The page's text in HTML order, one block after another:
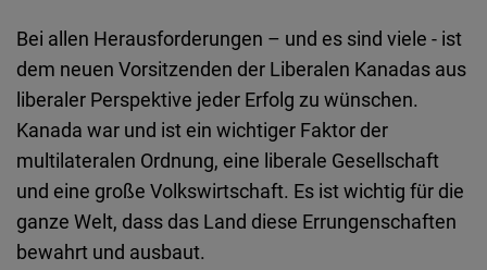
Bei allen Herausforderungen – und es sind viele - ist
dem neuen Vorsitzenden der Liberalen Kanadas aus
liberaler Perspektive jeder Erfolg zu wünschen.
Kanada war und ist ein wichtiger Faktor der
multilateralen Ordnung, eine liberale Gesellschaft
und eine große Volkswirtschaft. Es ist wichtig für die
ganze Welt, dass das Land diese Errungenschaften
bewahrt und ausbaut.